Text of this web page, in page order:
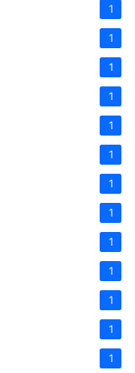
1
1
1
1
1
1
1
1
1
1
1
1
1